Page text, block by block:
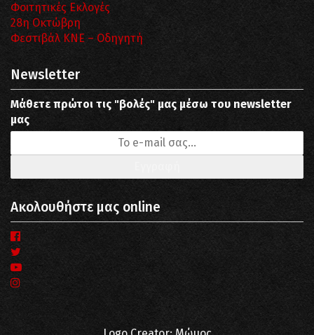
Φοιτητικές Εκλογές
28η Οκτώβρη
Φεστιβάλ ΚΝΕ – Οδηγητή
Newsletter
Μάθετε πρώτοι τις "βολές" μας μέσω του newsletter
μας
Ακολουθήστε μας online